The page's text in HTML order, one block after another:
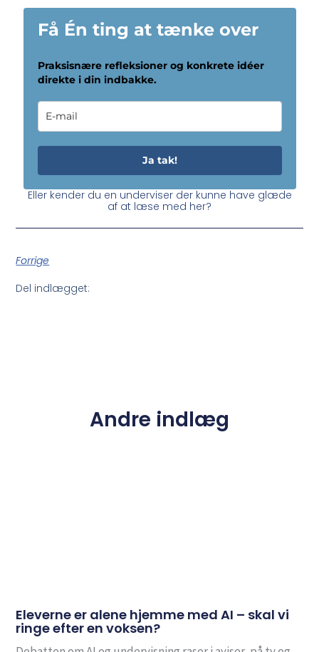
Få Én ting at tænke over
Praksisnære refleksioner og konkrete idéer
direkte i din indbakke.
Ja tak!
Eller kender du en underviser der kunne have glæde
af at læse med her?
Forrige
Del indlægget:
Andre indlæg
Eleverne er alene hjemme med AI – skal vi
ringe efter en voksen?